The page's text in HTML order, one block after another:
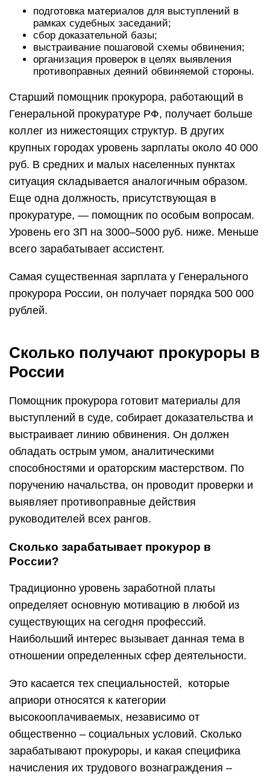
подготовка материалов для выступлений в
рамках судебных заседаний;
сбор доказательной базы;
выстраивание пошаговой схемы обвинения;
организация проверок в целях выявления
противоправных деяний обвиняемой стороны.
Старший помощник прокурора, работающий в
Генеральной прокуратуре РФ, получает больше
коллег из нижестоящих структур. В других
крупных городах уровень зарплаты около 40 000
руб. В средних и малых населенных пунктах
ситуация складывается аналогичным образом.
Еще одна должность, присутствующая в
прокуратуре, — помощник по особым вопросам.
Уровень его ЗП на 3000–5000 руб. ниже. Меньше
всего зарабатывает ассистент.
Самая существенная зарплата у Генерального
прокурора России, он получает порядка 500 000
рублей.
Сколько получают прокуроры в
России
Помощник прокурора готовит материалы для
выступлений в суде, собирает доказательства и
выстраивает линию обвинения. Он должен
обладать острым умом, аналитическими
способностями и ораторским мастерством. По
поручению начальства, он проводит проверки и
выявляет противоправные действия
руководителей всех рангов.
Сколько зарабатывает прокурор в
России?
Традиционно уровень заработной платы
определяет основную мотивацию в любой из
существующих на сегодня профессий.
Наибольший интерес вызывает данная тема в
отношении определенных сфер деятельности.
Это касается тех специальностей, которые
априори относятся к категории
высокооплачиваемых, независимо от
общественно – социальных условий. Сколько
зарабатывают прокуроры, и какая специфика
начисления их трудового вознаграждения –